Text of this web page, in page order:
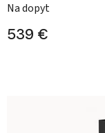
Na dopyt
539 €